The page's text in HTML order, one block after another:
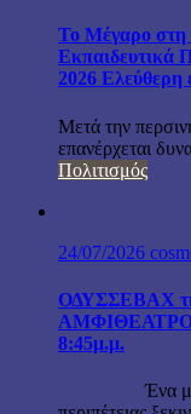
Το Μέγαρο στη
Εκπαιδευτικά
2026 Ελεύθερη
Μετά την
επανέρχεται
Πολιτισμός
24/07/2026
ΟΔΥΣΣΕΒΑΧ
ΑΜΦΙΘΕΑΤΡΟ
8:45μ.μ.
Ένα μαγικό